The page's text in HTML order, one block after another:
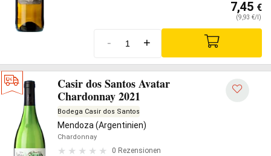
7,45 €
(9,93 €/l)
- +
Casir dos Santos Avatar
Chardonnay 2021
Bodega Casir dos Santos
Mendoza (Argentinien)
Chardonnay
0 Rezensionen